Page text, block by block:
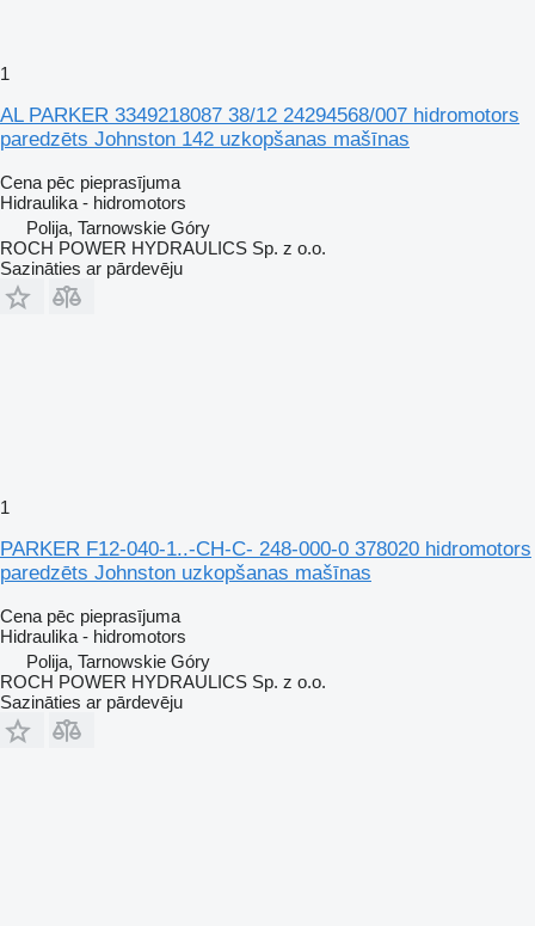
1
AL PARKER 3349218087 38/12 24294568/007 hidromotors
paredzēts Johnston 142 uzkopšanas mašīnas
Cena pēc pieprasījuma
Hidraulika - hidromotors
Polija, Tarnowskie Góry
ROCH POWER HYDRAULICS Sp. z o.o.
Sazināties ar pārdevēju
1
PARKER F12-040-1..-CH-C- 248-000-0 378020 hidromotors
paredzēts Johnston uzkopšanas mašīnas
Cena pēc pieprasījuma
Hidraulika - hidromotors
Polija, Tarnowskie Góry
ROCH POWER HYDRAULICS Sp. z o.o.
Sazināties ar pārdevēju